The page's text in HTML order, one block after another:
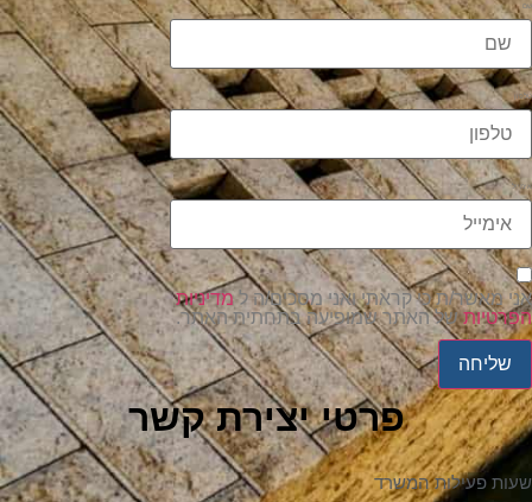
שם
טלפון
אימייל
אני מאשר/ת כי קראתי ואני מסכים/ה למדיניות
הפרטיותשל האתר שמופיעה בתחתית האתר.
שליחה
פרטי יצירת קשר
שעות פעילות המשרד